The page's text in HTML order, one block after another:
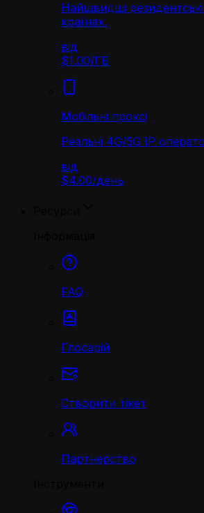
Найшвидші
країнах.
від
$1.00/ГБ
Мобільні проксі
Реальні 4G/5G IP
від
$4.00/день
FAQ
Глосарій
Створити тікет
Партнерство